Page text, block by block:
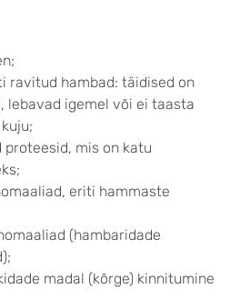
ravitud hambad: täidised on
lebavad igemel või ei taasta
mis on katu
eriti hammaste
(hambaridade
madal (kõrge) kinnitumine